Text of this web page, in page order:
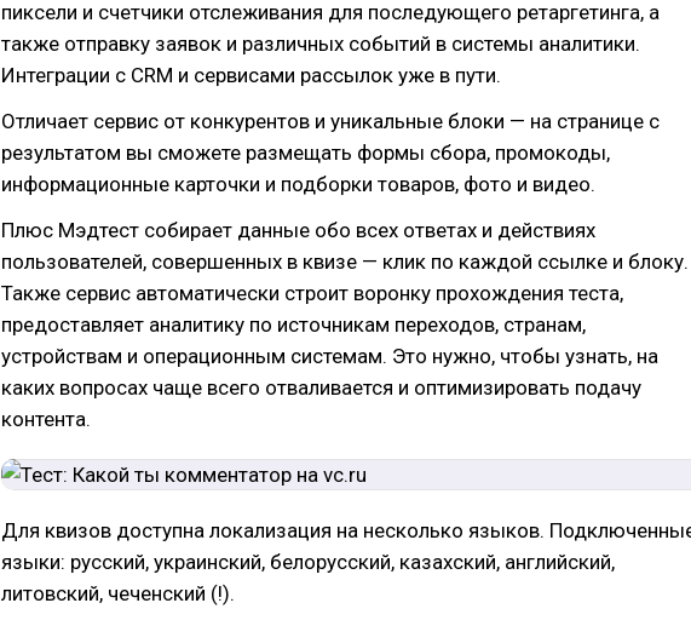
пиксели и счетчики отслеживания для последующего ретаргетинга, а
также отправку заявок и различных событий в системы аналитики.
Интеграции с CRM и сервисами рассылок уже в пути.
Отличает сервис от конкурентов и уникальные блоки — на странице с
результатом вы сможете размещать формы сбора, промокоды,
информационные карточки и подборки товаров, фото и видео.
Плюс Мэдтест собирает данные обо всех ответах и действиях
пользователей, совершенных в квизе — клик по каждой ссылке и блоку.
Также сервис автоматически строит воронку прохождения теста,
предоставляет аналитику по источникам переходов, странам,
устройствам и операционным системам. Это нужно, чтобы узнать, на
каких вопросах чаще всего отваливается и оптимизировать подачу
контента.
Для квизов доступна локализация на несколько языков.
языки: русский, украинский, белорусский, казахский, английский,
литовский, чеченский (!).